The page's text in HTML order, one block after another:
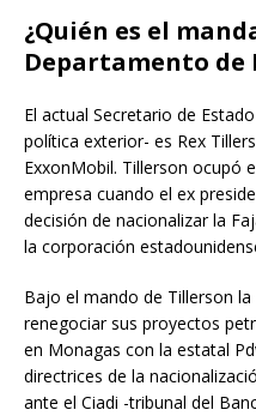
¿Quién es el
Departamento de
El actual Secretario de
política exterior- es Rex
ExxonMobil. Tillerson ocupó
empresa cuando el ex
decisión de nacionalizar la
la corporación
Bajo el mando de Tillerson
renegociar sus proyectos
en Monagas con la estatal
directrices de la
ante el Ciadi -tribunal del